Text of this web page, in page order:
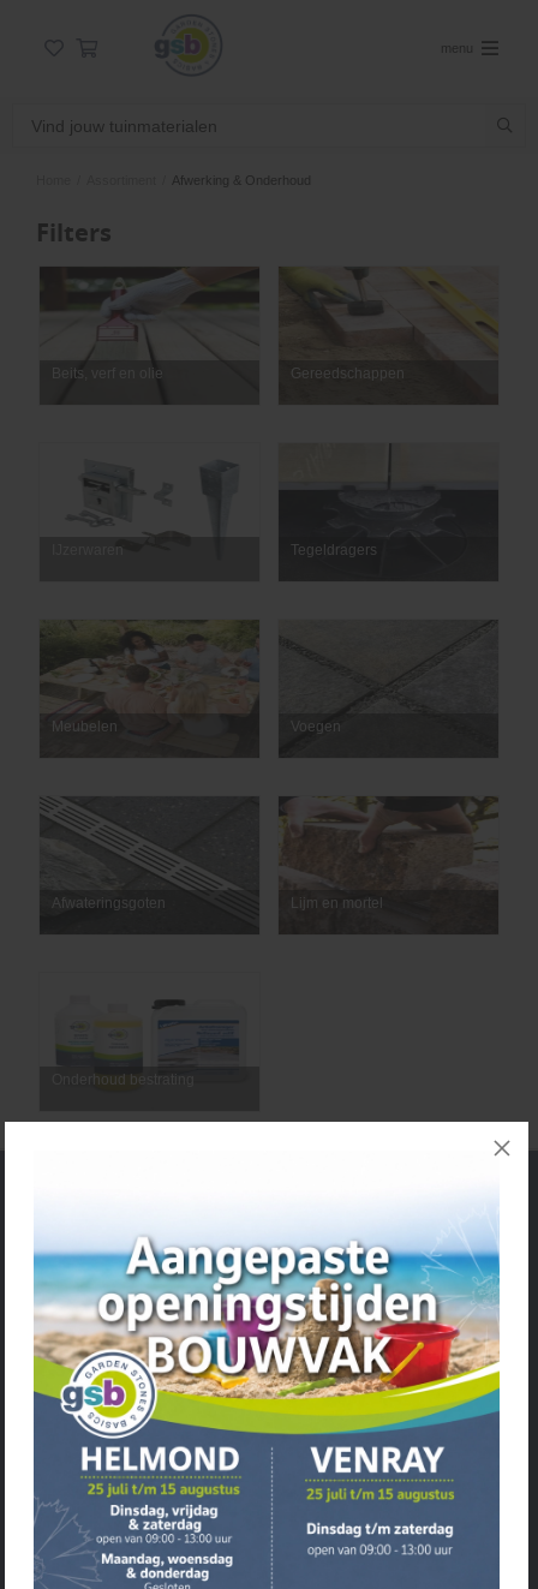
menu
Afwerking & Onderhoud
Filters
Beits, verf en olie Gereedschappen
IJzerwaren Tegeldragers
Meubelen Voegen
Afwateringsgoten Lijm en mortel
Onderhoud bestrating
• Openingstijden
• Algemene voorwaarden
• Review beleid
• Klantenservice
• Privacyverklaring
• Over GSB
• Andere GSB-vestigingen
Assortiment
• Bestrating
• Grind & Split
• Tuinhout